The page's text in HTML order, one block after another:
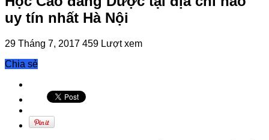
uy tín nhất Hà Nội
29 Tháng 7, 2017 459 Lượt xem
Chia sẻ